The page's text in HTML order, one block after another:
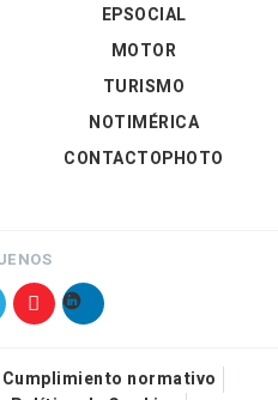
EPSOCIAL
MOTOR
TURISMO
NOTIMÉRICA
CONTACTOPHOTO
Cumplimiento normativo